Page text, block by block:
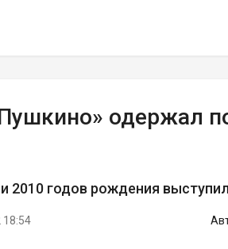
одержал
2010 годов рождения
18:54